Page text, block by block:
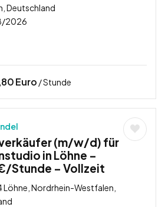
Deutschland
2026
Euro / Stunde
(m/w/d) für
in Löhne –
Stunde – Vollzeit
Löhne, Nordrhein-Westfalen,